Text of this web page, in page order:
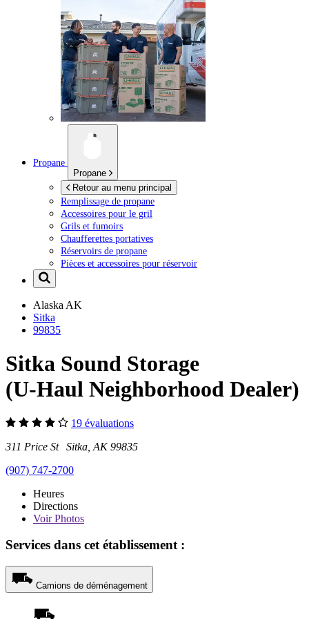
Propane
Propane
Retour au menu principal
Remplissage de propane
Accessoires pour le gril
Grils et fumoirs
Chaufferettes portatives
Réservoirs de propane
Pièces et accessoires pour réservoir
Alaska AK
Sitka
99835
Sitka Sound Storage
(U-Haul Neighborhood Dealer)
19 évaluations
311 Price St Sitka, AK 99835
(907) 747-2700
Heures
Directions
VoirPhotos
Services dans cet établissement :
Camions de déménagement